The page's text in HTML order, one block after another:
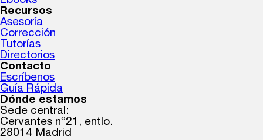
Recursos
Asesoría
Corrección
Tutorías
Directorios
Contacto
Escríbenos
Guía Rápida
Dónde estamos
Sede central:
Cervantes nº21, entlo.
28014 Madrid